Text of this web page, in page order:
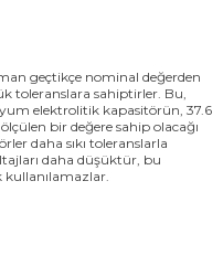
geçtikçe nominal değerden
toleranslara sahiptirler. Bu,
elektrolitik kapasitörün, 37.6
bir değere sahip olacağı
daha sıkı toleranslarla
daha düşüktür, bu
kullanılamazlar.